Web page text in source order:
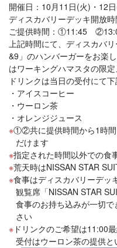
開催日：10月11日(火)・12
ディスカバリーデッキ開放
ご提供時間：①11:45
上記時間にて、ディスカバ
&9」のハンバーガーをお楽
はワーキングハマスタの限定
ドリンクは当日の受付にて
アイスコーヒー
ウーロン茶
オレンジジュース
①②共に提供時間から1時間
だけます
指定された時間以外での食
荒天時はNISSAN STAR
食事はディスカバリーデッ
観覧席「NISSAN STAR
食事のお持ち込みが一切
さい
ドリンクのご希望は11:00
受付はウーロン茶の提供